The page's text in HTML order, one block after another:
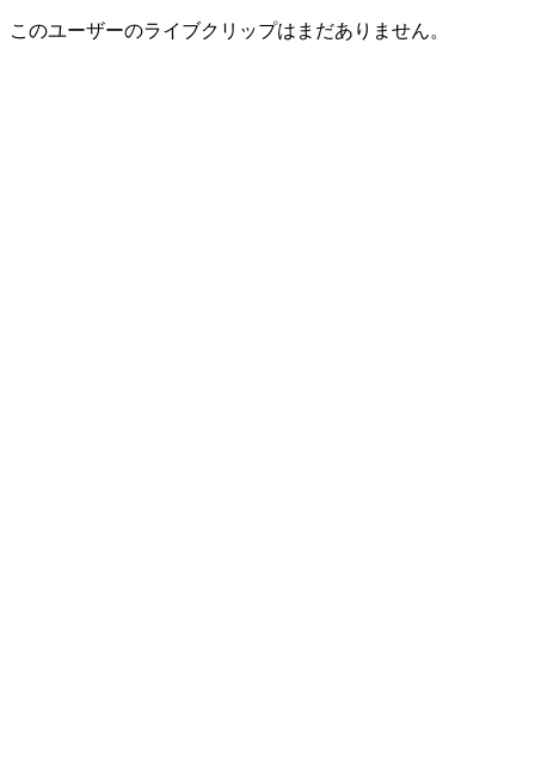
このユーザーのライブクリップはまだありません。